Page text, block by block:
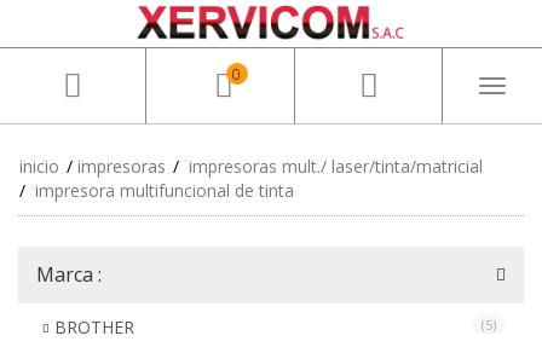
0
inicio impresoras
impresoras mult./ laser/tinta/matricial
impresora multifuncional de tinta
Marca :
BROTHER (5)